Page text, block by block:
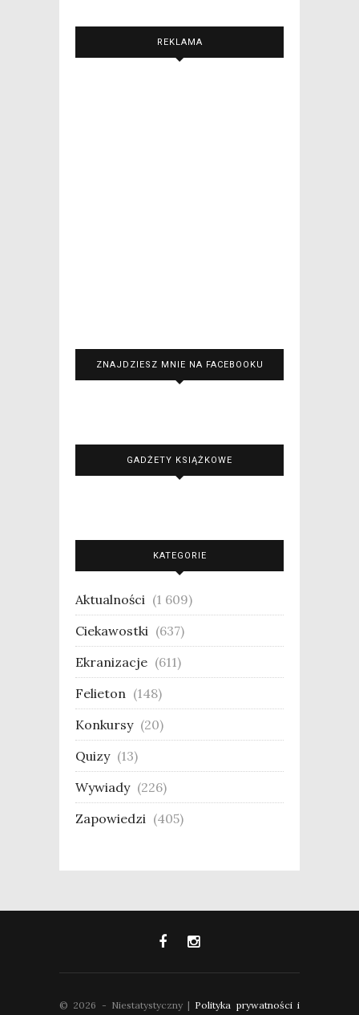
REKLAMA
ZNAJDZIESZ MNIE NA FACEBOOKU
GADŻETY KSIĄŻKOWE
KATEGORIE
Aktualności (1 609)
Ciekawostki (637)
Ekranizacje (611)
Felieton (148)
Konkursy (20)
Quizy (13)
Wywiady (226)
Zapowiedzi (405)
© 2026 - Niestatystyczny | Polityka prywatności i